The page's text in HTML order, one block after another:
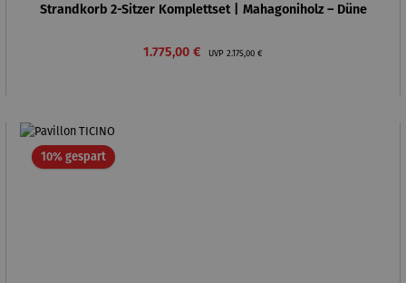
Strandkorb 2-Sitzer Komplettset | Mahagoniholz – Düne
Verkaufspreis:
1.775,00 € UVP Regulärer Preis:
2.175,00 €
10% gespartRabatt